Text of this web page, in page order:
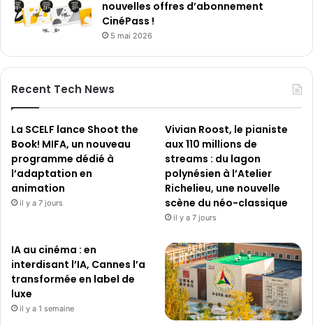
nouvelles offres d’abonnement
CinéPass !
5 mai 2026
Recent Tech News
La SCELF lance Shoot the
Book! MIFA, un nouveau
programme dédié à
l’adaptation en
animation
il y a 7 jours
Vivian Roost, le pianiste
aux 110 millions de
streams : du lagon
polynésien à l’Atelier
Richelieu, une nouvelle
scène du néo-classique
il y a 7 jours
IA au cinéma : en
interdisant l’IA, Cannes l’a
transformée en label de
luxe
il y a 1 semaine